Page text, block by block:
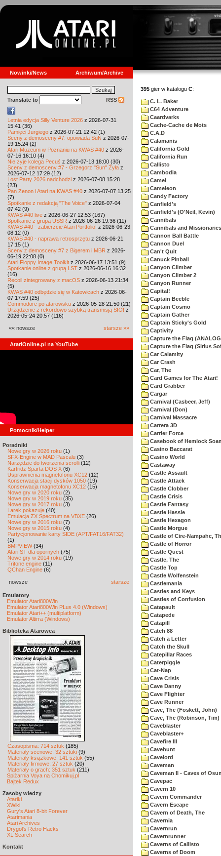
Nowinki/News Archiwum/Archive
Translate to RSS
Letnia edycja Silly Venture 2026 z 2026-07-31
15:41 (36)
Pamięci Jurgiego z 2026-07-21 12:42 (1)
Sceny z demosceny #7: opowiada SuN z 2026-07-
19 15:24 (2)
Atari Muzeum w Poznaniu na KWAS #40 z 2026-
07-16 16:10 (4)
Nie żyje kolega Pecuś z 2026-07-13 18:00 (30)
Sceny z demosceny #7 - Grzegorz "Sun" Żyła z
2026-07-12 17:29 (12)
Lost Party 2026 nadchodzi z 2026-07-08 15:28
(23)
Pan Zenon i Atari na KWAS #40 z 2026-07-07 13:25
(7)
Spotkanie z redakcją "The Voice" z 2026-07-04
07:42 (9)
KWAS #40 live z 2026-06-27 12:53 (167)
Spotkanie z grupą USSR z 2026-06-26 19:36 (11)
KWAS #40 - zabierzcie Atari Portfolio! z 2026-06-23
08:12 (0)
KWAS #40 - naprawa retrosprzętu z 2026-06-21
17:15 (1)
Sceny z demosceny #7 z Bigerem i MBR z 2026-
06-19 22:08 (0)
Atari Floppy Image Toolkit z 2026-06-17 13:51 (9)
Spotkanie online z grupą LST z 2026-06-16 16:32
(16)
Recoil zintegrowany z macOS z 2026-06-13 21:34
(5)
KWAS #40 odbędzie się w Katowicach z 2026-06-
07 17:59 (25)
Commodore po atarowsku z 2026-05-28 21:50 (21)
Urządzenie z rekordowo szybką transmisją SIO! z
2026-05-24 20:57 (116)
«« nowsze starsze »»
AtariOnline.pl na YouTube
Pomocnik/Helper
Poradniki
Nowe gry w 2026 roku (1)
SFX-Engine w MAD Pascalu (3)
Narzędzie do tworzenia scrolli (12)
Kartridż Sparta DOS X (6)
Usprawnienia magnetofonu XC12 (12)
Konserwacja stacji dysków 1050 (19)
Konserwacja magnetofonu XC12 (15)
Nowe gry w 2020 roku (2)
Nowe gry w 2019 roku (35)
Nowe gry w 2017 roku (3)
Larek pokazuje (40)
Emulacja ZX Spectrum na VBXE (26)
Nowe gry w 2016 roku (7)
Nowe gry w 2015 roku (4)
Partycjonowanie karty SIDE (APT/FAT16/FAT32)
(1)
BMPVIEW(34)
Atari ST dla opornych (75)
Nowe gry w 2014 roku (19)
Tritone engine (11)
QChan Engine (6)
nowsze starsze
Emulatory
Emulator Atari800Win
Emulator Atari800Win PLus 4.0 (Windows)
Emulator Atari++ (multiplatform)
Emulator Altirra (Windows)
Biblioteka Atarowca
Czasopisma: 714 sztuk (185)
Materiały scenowe: 32 sztuki (9)
Materiały książkowe: 141 sztuk (55)
Materiały firmowe: 27 sztuk (20)
Materiały o grach: 351 sztuk (211)
Spiżarnia Voya na Chomikuj.pl
Bajtek Redux
Zasoby wiedzy
Atariki
XWiki
Gury's Atari 8-bit Forever
Atarimania
Atari Archives
Drygol's Retro Hacks
XL Search
Kontakt
395 gier w katalogu C:
C. L. Baker
C64 Adventure
Caardvarks
Cache-Cache de Mots
C.A.D
Calamanis
California Gold
California Run
Callisto
Cambodia
Camel
Cameleon
Candy Factory
Canfield's
Canfield's (O'Neil, Kevin)
Cannibals
Cannibals and Missionaries
Cannon Ball Battle
Cannon Duel
Can't Quit
Canuck Pinball
Canyon Climber
Canyon Climber 2
Canyon Runner
Capital!
Captain Beeble
Captain Cosmo
Captain Gather
Captain Sticky's Gold
Captivity
Capture the Flag
Capture the Flag (Sirius
Car Calamity
Car Crash
Car, The
Card Games for The Atari!
Card Grabber
Cargar
Carnival (Casbeer, Jeff)
Carnival (Don)
Carnival Massacre
Carrera 3D
Carrier Force
Casebook of Hemlock
Casino Baccarat
Casino World
Castaway
Castle Assault
Castle Attack
Castle Clobber
Castle Crisis
Castle Fantasy
Castle Hassle
Castle Hexagon
Castle Morgue
Castle of Cire-Nampahc,
Castle of Horror
Castle Quest
Castle, The
Castle Top
Castle Wolfenstein
Castlemania
Castles and Keys
Castles of Confusion
Catapault
Catapede
Catapill
Catch 88
Catch a Letter
Catch the Skull
Catepillar Races
Caterpiggle
Cat-Nap
Cave Crisis
Cave Danny
Cave Flighter
Cave Runner
Cave, The (Foskett, John)
Cave, The (Robinson, Tim)
Caveblaster
Caveblaster+
Cavefire III
Cavehunt
Cavelord
Caveman
Caveman II - Caves of
Cavepac
Cavern 10
Cavern Commander
Cavern Escape
Cavern of Death, The
Cavernia
Cavernrun
Cavernrunner
Caverns of Callisto
Caverns of Doom